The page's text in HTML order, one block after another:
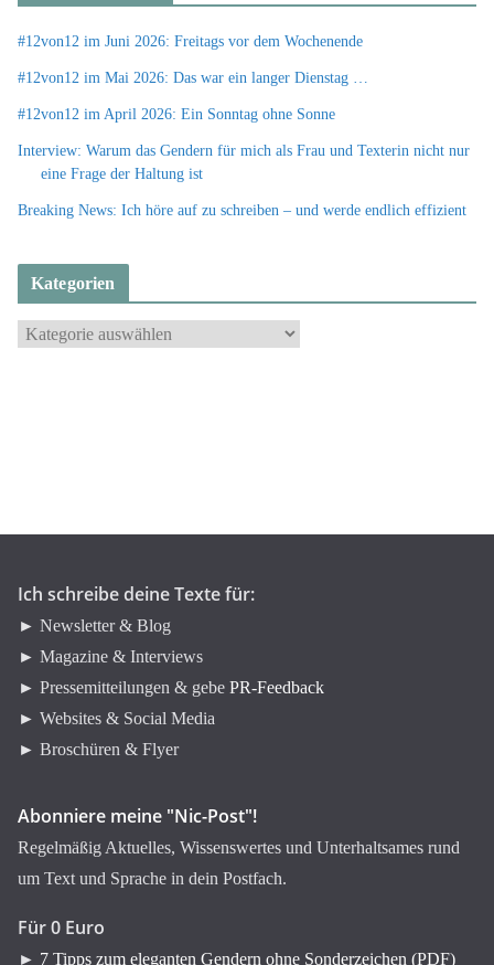
#12von12 im Juni 2026: Freitags vor dem Wochenende
#12von12 im Mai 2026: Das war ein langer Dienstag …
#12von12 im April 2026: Ein Sonntag ohne Sonne
Interview: Warum das Gendern für mich als Frau und Texterin nicht nur
eine Frage der Haltung ist
Breaking News: Ich höre auf zu schreiben – und werde endlich effizient
Kategorien
K
Ich schreibe deine Texte für:
► Newsletter & Blog
► Magazine & Interviews
► Pressemitteilungen & gebe PR-Feedback
► Websites & Social Media
► Broschüren & Flyer
Abonniere meine "Nic-Post"!
Regelmäßig Aktuelles, Wissenswertes und Unterhaltsames rund
um Text und Sprache in dein Postfach.
Für 0 Euro
► 7 Tipps zum eleganten Gendern ohne Sonderzeichen (PDF)